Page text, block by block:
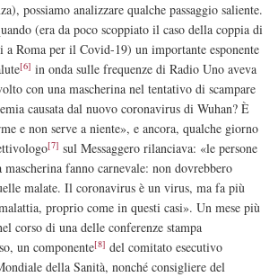
possiamo analizzare qualche passaggio saliente.
(era da poco scoppiato il caso della coppia di
Roma per il Covid-19) un importante esponente
[6] in onda sulle frequenze di Radio Uno aveva
con una mascherina nel tentativo di scampare
causata dal nuovo coronavirus di Wuhan? È
e non serve a niente», e ancora, qualche giorno
[7] sul Messaggero rilanciava: «le persone
mascherina fanno carnevale: non dovrebbero
malate. Il coronavirus è un virus, ma fa più
proprio come in questi casi». Un mese più
corso di una delle conferenze stampa
un componente[8] del comitato esecutivo
della Sanità, nonché consigliere del